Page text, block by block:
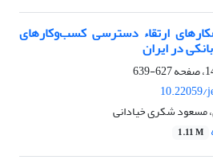
ارتقاء دسترسی کسب‌وکارهای
در ایران
627-639
10.22059/
مسعود شکری خیادانی
1.11 M